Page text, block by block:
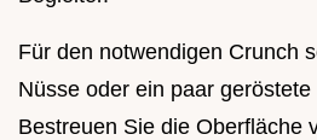
Für den notwendigen Crunch
Nüsse oder ein paar geröstete
Bestreuen Sie die Oberfläche